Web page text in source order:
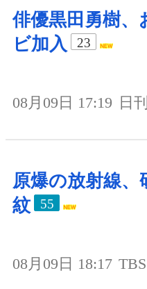
俳優黒田勇樹、
ビ加入
23
08月09日 17:19 日
原爆の放射線、
紋
55
08月09日 18:17